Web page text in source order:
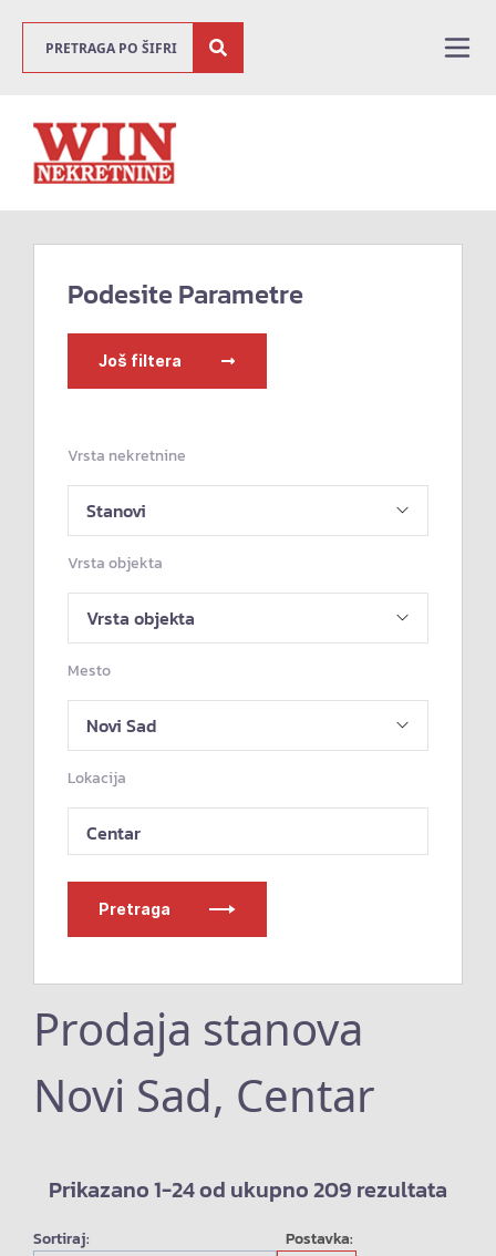
Podesite Parametre
Još filtera
Vrsta nekretnine
Vrsta objekta
Mesto
Lokacija
Centar
Pretraga
Prodaja stanova
Novi Sad, Centar
Prikazano 1-24 od ukupno 209 rezultata
Postavka:
Sortiraj: